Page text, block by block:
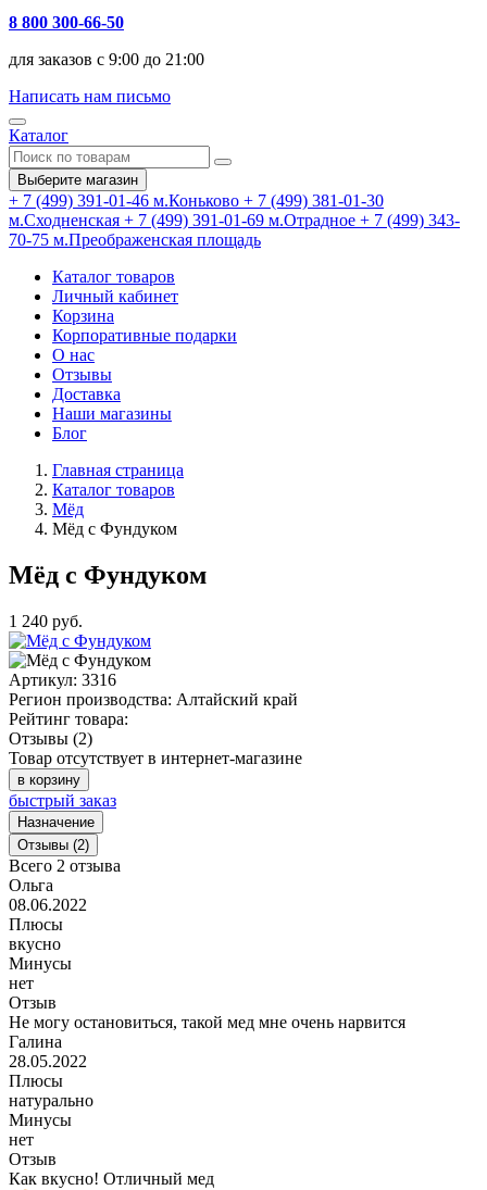
8 800 300-66-50
для заказов с 9:00 до 21:00
Написать нам письмо
Каталог
Выберите магазин
+ 7 (499) 391-01-46 м.Коньково + 7 (499) 381-01-30
м.Сходненская + 7 (499) 391-01-69 м.Отрадное + 7 (499) 343-
70-75 м.Преображенская площадь
Каталог товаров
Личный кабинет
Корзина
Корпоративные подарки
О нас
Отзывы
Доставка
Наши магазины
Блог
Главная страница
Каталог товаров
Мёд
Мёд с Фундуком
Мёд с Фундуком
1 240 руб.
Артикул: 3316
Регион производства: Алтайский край
Рейтинг товара:
Отзывы (2)
Товар отсутствует в интернет-магазине
в корзину
быстрый заказ
Назначение
Отзывы (2)
Всего 2 отзыва
Ольга
08.06.2022
Плюсы
вкусно
Минусы
нет
Отзыв
Не могу остановиться, такой мед мне очень нарвится
Галина
28.05.2022
Плюсы
натурально
Минусы
нет
Отзыв
Как вкусно! Отличный мед